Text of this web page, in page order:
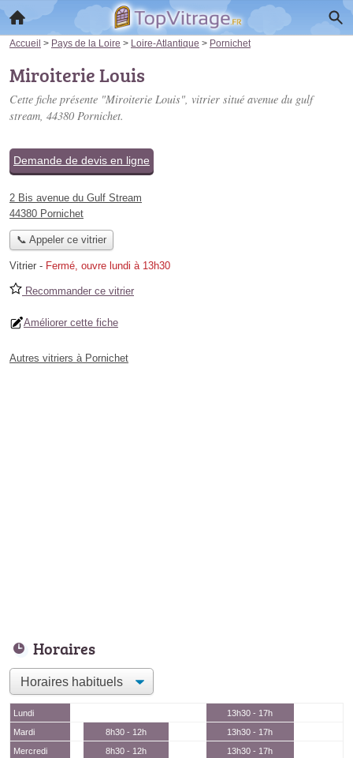
Accueil > Pays de la Loire > Loire-Atlantique > Pornichet
Miroiterie Louis
Cette fiche présente "Miroiterie Louis", vitrier situé avenue du gulf
stream, 44380 Pornichet.
Demande de devis en ligne
2 Bis avenue du Gulf Stream
44380 Pornichet
📞 Appeler ce vitrier
Vitrier - Fermé, ouvre lundi à 13h30
Recommander ce vitrier
Améliorer cette fiche
Autres vitriers à Pornichet
Horaires
Lundi
13h30 - 17h
Mardi
8h30 - 12h
13h30 - 17h
Mercredi
8h30 - 12h
13h30 - 17h